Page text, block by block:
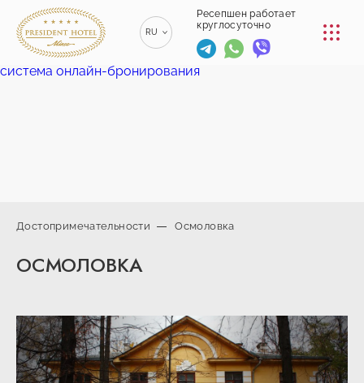
Ресепшен работает
круглосуточно
RU
ENGLISH
EN
КОНФЕРЕНЦ-ЗАЛЫ
РЕСТОРАНЫ
info@president-
+375 (29) 173-
10-74
(44) 774-
77-01
система онлайн-бронирования
Достопримечательности Осмоловка
ОСМОЛОВКА